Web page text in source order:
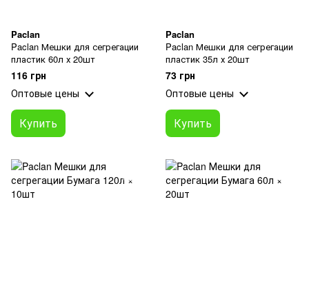
Paclan
Paclan Мешки для сегрегации
пластик 60л х 20шт
116 грн
Оптовые цены
Купить
Paclan
Paclan Мешки для сегрегации
пластик 35л х 20шт
73 грн
Оптовые цены
Купить